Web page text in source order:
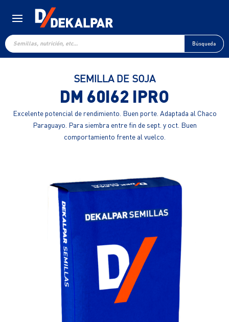
Búsqueda
de
productos
Búsqueda
SEMILLA DE SOJA
DM 60I62 IPRO
Excelente potencial de rendimiento. Buen porte. Adaptada al Chaco
Paraguayo. Para siembra entre fin de sept. y oct. Buen
comportamiento frente al vuelco.